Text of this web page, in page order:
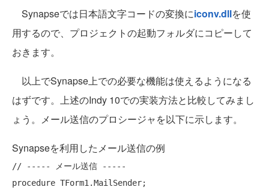
Synapseでは日本語文字コードの変換にiconv.dllを使
用するので、プロジェクトの起動フォルダにコピーして
おきます。
以上でSynapse上での必要な機能は使えるようになる
はずです。上述のIndy 10での実装方法と比較してみまし
ょう。メール送信のプロシージャを以下に示します。
Synapseを利用したメール送信の例
// ----- メール送信 -----
procedure